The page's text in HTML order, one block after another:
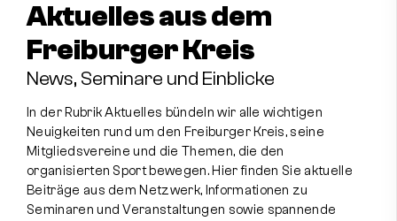
Aktuelles aus dem
Freiburger Kreis
News, Seminare und Einblicke
In der Rubrik Aktuelles bündeln wir alle wichtigen
Neuigkeiten rund um den Freiburger Kreis, seine
Mitgliedsvereine und die Themen, die den
organisierten Sport bewegen. Hier finden Sie aktuelle
Beiträge aus dem Netzwerk, Informationen zu
Seminaren und Veranstaltungen sowie spannende
Social-Media-News
Sportdeutschland-News
Freiburger Kreis
Mitglieder
Kontakt